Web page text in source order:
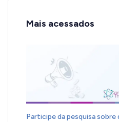
Mais acessados
Participe da pesquisa sobre